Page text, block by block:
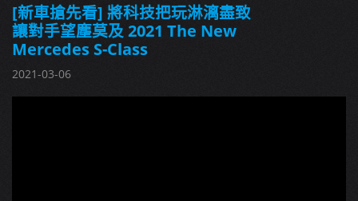
[新車搶先看] 將科技把玩淋漓盡致
讓對手望塵莫及 2021 The New
Mercedes S-Class
2021-03-06